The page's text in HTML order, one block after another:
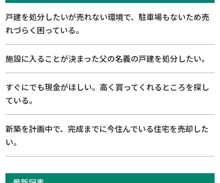
戸建を処分したいが売れない環境で、駐車場もないため売
れづらく困っている。
施設に入ることが決まった父の名義の戸建を処分したい。
すぐにでも現金がほしい。高く買ってくれるところを探し
ている。
新築を計画中で、完成までに今住んでいる住宅を売却した
い。